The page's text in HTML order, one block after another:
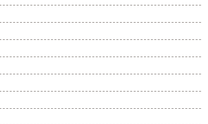
ウェット完成
＊湘南の外壁塗装専
門店＊
こんにちは!! 今週も１週間始まりました
今日も１日頑張りましょう
さて
で書いた、小倉氏のオーダーしたウェ